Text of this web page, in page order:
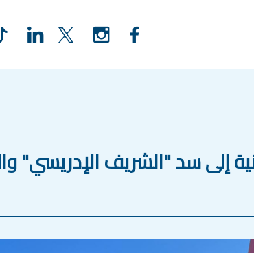
إلى سد "الشريف الإدريسي"